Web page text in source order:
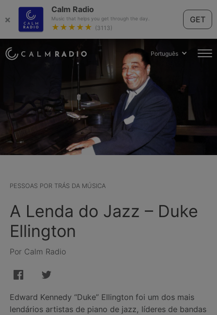
×
Calm Radio
Music that helps you get through the day.
★★★★★ (3113)
GET
Português
PESSOAS POR TRÁS DA MÚSICA
A Lenda do Jazz – Duke
Ellington
Por Calm Radio
Edward Kennedy “Duke” Ellington foi um dos mais
lendários artistas de piano de jazz, líderes de bandas